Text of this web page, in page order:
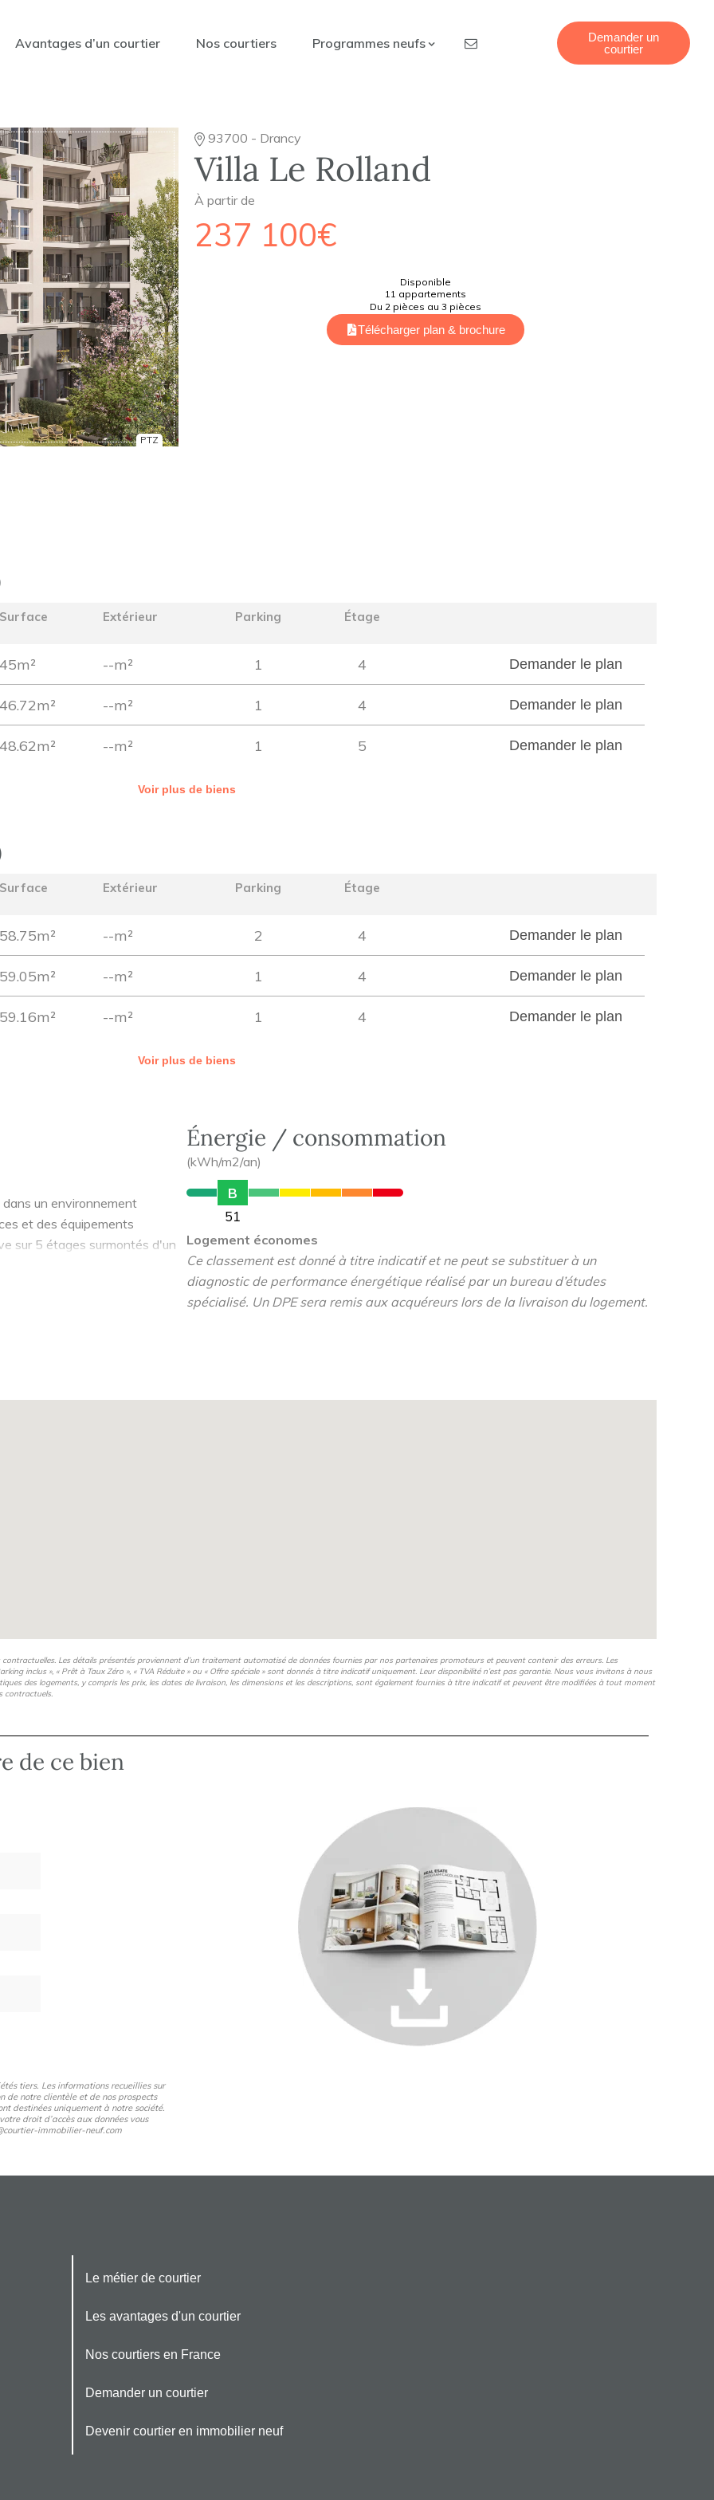
Avantages d’un courtier Nos courtiers Programmes neufs
Demander un
courtier
PTZ
93700 - Drancy
Villa Le Rolland
À partir de
237 100€
Disponible
11 appartements
Du 2 pièces au 3 pièces
Télécharger plan & brochure
Surface Extérieur Parking Étage
45m² --m² 1 4 Demander le plan
46.72m² --m² 1 4 Demander le plan
48.62m² --m² 1 5 Demander le plan
Voir plus de biens
Surface Extérieur Parking Étage
58.75m² --m² 2 4 Demander le plan
59.05m² --m² 1 4 Demander le plan
59.16m² --m² 1 4 Demander le plan
Voir plus de biens
un environnement
et des équipements
sur 5 étages surmontés d'un
5 pièces !
Métropole du Grand Paris et
lumineux
Énergie / consommation
(kWh/m2/an)
B
51
Logement économes
Ce classement est donné à titre indicatif et ne peut se substituer à un
diagnostic de performance énergétique réalisé par un bureau d’études
spécialisé. Un DPE sera remis aux acquéreurs lors de la livraison du logement.
Les détails présentés proviennent d’un traitement automatisé de données fournies par nos partenaires promoteurs et peuvent contenir des erreurs. Les
inclus », « Prêt à Taux Zéro », « TVA Réduite » ou « Offre spéciale » sont donnés à titre indicatif uniquement. Leur disponibilité n’est pas garantie. Nous vous invitons à nous
des logements, y compris les prix, les dates de livraison, les dimensions et les descriptions, sont également fournies à titre indicatif et peuvent être modifiées à tout moment
contractuels.
de ce bien
tiers. Les informations recueillies sur
de notre clientèle et de nos prospects
destinées uniquement à notre société.
droit d’accès aux données vous
immobilier-neuf.com
Le métier de courtier
Les avantages d'un courtier
Nos courtiers en France
Demander un courtier
Devenir courtier en immobilier neuf